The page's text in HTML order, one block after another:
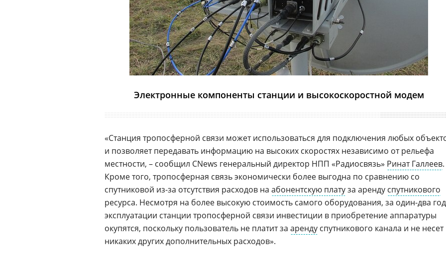
Электронные компоненты станции и высокоскоростной модем
«Станция тропосферной связи может использоваться для подключения любых
и позволяет передавать информацию на высоких скоростях независимо от рельефа
местности, – сообщил CNews генеральный директор НПП «Радиосвязь» Ринат Галлеев
Кроме того, тропосферная связь экономически более выгодна по сравнению со
спутниковой из-за отсутствия расходов на абонентскую платуза аренду спутникового
ресурса. Несмотря на более высокую стоимость самого оборудования, за один-два
эксплуатации станции тропосферной связи инвестиции в приобретение аппаратуры
окупятся, поскольку пользователь не платит за аренду спутникового канала и не несет
никаких других дополнительных расходов».